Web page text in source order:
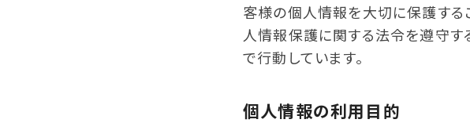
客様の個人情報を大切に保護する
人情報保護に関する法令を遵守す
で行動しています。
個人情報の利用目的